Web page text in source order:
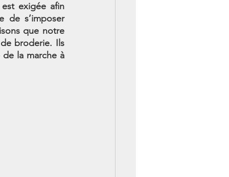
exigée afin
de s’imposer
que notre
broderie. Ils
la marche à